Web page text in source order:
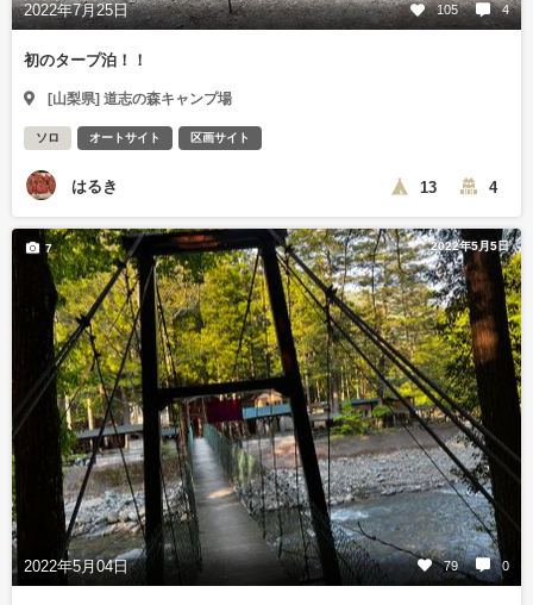
2022年7月25日 105 4
初のタープ泊！！
[山梨県] 道志の森キャンプ場
ソロ オートサイト 区画サイト
はるき 13 4
2022年5月5日
2022年5月04日 79 0
7